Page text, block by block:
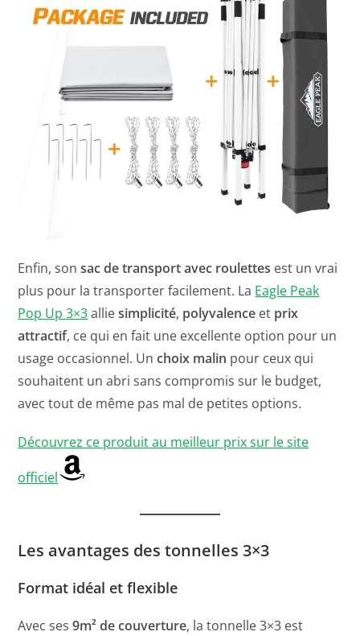
Enfin, sonsac de transport avec roulettes est un vrai
plus pour la transporter facilement. La Eagle Peak
Pop Up 3×3alliesimplicité, polyvalence et prix
attractif, ce qui en fait une excellente option pour un
usage occasionnel. Un choix malin pour ceux qui
souhaitent un abri sans compromis sur le budget,
avec tout de même pas mal de petites options.
Découvrez ce produit au meilleur prix sur le site
officiel
Les avantages des tonnelles 3×3
Format idéal et flexible
Avec ses9m² de couverture, la tonnelle 3×3 est